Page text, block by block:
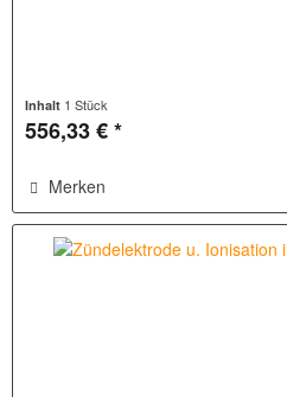
Inhalt 1 Stück
556,33 € *
Merken